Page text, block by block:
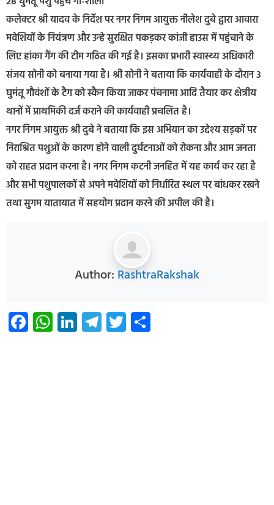
कलेक्टर श्री यादव के निर्देश पर नगर निगम आयुक्त नीलेश दुबे द्वारा आवारा
मवेशियों के नियंत्रण और उन्हे सुरक्षित पकड़कर कांजी हाउस में पहुंचाने के
लिए हांका गैंग की टीम गठित की गई है। इसका प्रभारी स्वास्थ्य अधिकारी
संजय सोनी को बनाया गया है। श्री सोनी ने बताया कि कार्यवाही के दौरान 3
घुमंतू गौवंशों के टैग को स्कैन किया जाकर पंचनामा आदि तैयार कर क्षेत्रीय
थानों में प्राथमिकी दर्ज कराने की कार्यवाही प्रचलित है।
नगर निगम आयुक्त श्री दुबे ने बताया कि इस अभियान का उद्देश्य सड़कों पर
निराश्रित पशुओं के कारण होने वाली दुर्घटनाओं को रोकना और आम जनता
को राहत प्रदान करना है। नगर निगम कटनी जनहित में यह कार्य कर रहा है
और सभी पशुपालकों से अपने मवेशियों को निर्धारित स्थल पर बांधकर रखने
तथा सुगम यातायात में सहयोग प्रदान करने की अपील की है।
Author: RashtraRakshak
Facebook
WhatsApp
LinkedIn
Telegram
Twitter